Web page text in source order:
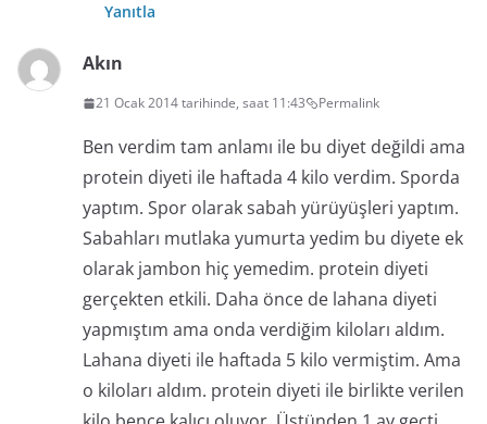
Yanıtla
Akın
21 Ocak 2014 tarihinde, saat 11:43 Permalink
Ben verdim tam anlamı ile bu diyet değildi ama
protein diyeti ile haftada 4 kilo verdim. Sporda
yaptım. Spor olarak sabah yürüyüşleri yaptım.
Sabahları mutlaka yumurta yedim bu diyete ek
olarak jambon hiç yemedim. protein diyeti
gerçekten etkili. Daha önce de lahana diyeti
yapmıştım ama onda verdiğim kiloları aldım.
Lahana diyeti ile haftada 5 kilo vermiştim. Ama
o kiloları aldım. protein diyeti ile birlikte verilen